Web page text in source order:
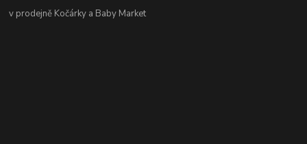
v prodejně Kočárky a Baby Market